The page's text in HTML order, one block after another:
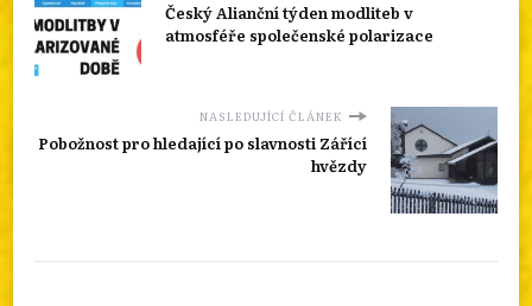
Český Alianční týden modliteb v
atmosféře společenské polarizace
NASLEDUJÍCÍ ČLÁNEK
Pobožnost pro hledající po slavnosti Zářící
hvězdy